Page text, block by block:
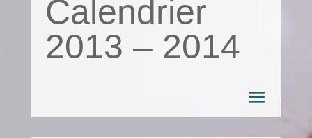
Calendrier
2013 – 2014